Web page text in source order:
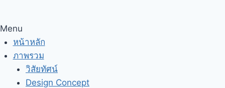
Menu
หน้าหลัก
ภาพรวม
วิสัยทัศน์
Design Concept